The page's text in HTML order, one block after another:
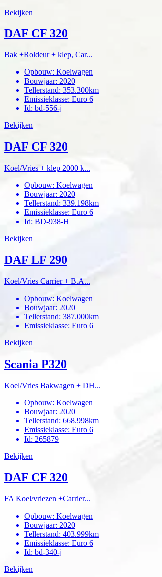
Bekijken
DAF CF 320
Bak +Roldeur + klep, Car...
Opbouw: Koelwagen
Bouwjaar: 2020
Tellerstand: 353.300km
Emissieklasse: Euro 6
Id: bd-556-j
Bekijken
DAF CF 320
Koel/Vries + klep 2000 k...
Opbouw: Koelwagen
Bouwjaar: 2020
Tellerstand: 339.198km
Emissieklasse: Euro 6
Id: BD-938-H
Bekijken
DAF LF 290
Koel/Vries Carrier + B.A...
Opbouw: Koelwagen
Bouwjaar: 2020
Tellerstand: 387.000km
Emissieklasse: Euro 6
Bekijken
Scania P320
Koel/Vries Bakwagen + DH...
Opbouw: Koelwagen
Bouwjaar: 2020
Tellerstand: 668.998km
Emissieklasse: Euro 6
Id: 265879
Bekijken
DAF CF 320
FA Koel/vriezen +Carrier...
Opbouw: Koelwagen
Bouwjaar: 2020
Tellerstand: 403.999km
Emissieklasse: Euro 6
Id: bd-340-j
Bekijken